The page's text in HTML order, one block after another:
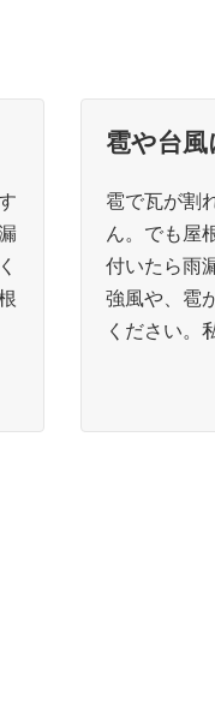
ナンスが必要
雹や台
雹で瓦が割
ん。でも屋
付いたら雨
強風や、雹
ください。